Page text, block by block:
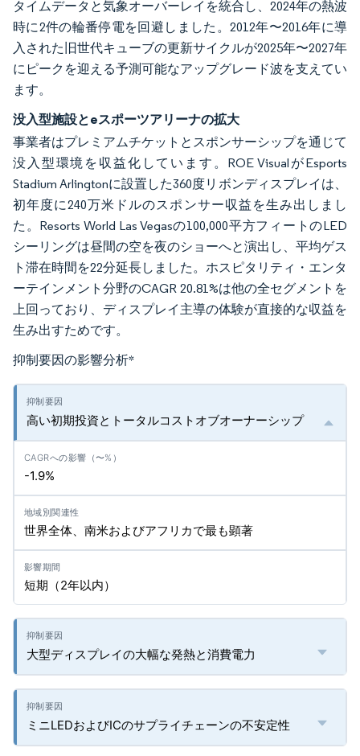
タイムデータと気象オーバーレイを統合し、2024年の熱波
時に2件の輪番停電を回避しました。2012年〜2016年に導
入された旧世代キューブの更新サイクルが2025年〜2027年
にピークを迎える予測可能なアップグレード波を支えてい
ます。
没入型施設とeスポーツアリーナの拡大
事業者はプレミアムチケットとスポンサーシップを通じて
没入型環境を収益化しています。ROE VisualがEsports
Stadium Arlingtonに設置した360度リボンディスプレイは、
初年度に240万米ドルのスポンサー収益を生み出しまし
た。Resorts World Las Vegasの100,000平方フィートのLED
シーリングは昼間の空を夜のショーへと演出し、平均ゲス
ト滞在時間を22分延長しました。ホスピタリティ・エンタ
ーテインメント分野のCAGR 20.81%は他の全セグメントを
上回っており、ディスプレイ主導の体験が直接的な収益を
生み出すためです。
抑制要因の影響分析*
高い初期投資とトータルコストオブオーナーシップ
-1.9%
世界全体、南米およびアフリカで最も顕著
短期（2年以内）
大型ディスプレイの大幅な発熱と消費電力
ミニLEDおよびICのサプライチェーンの不安定性